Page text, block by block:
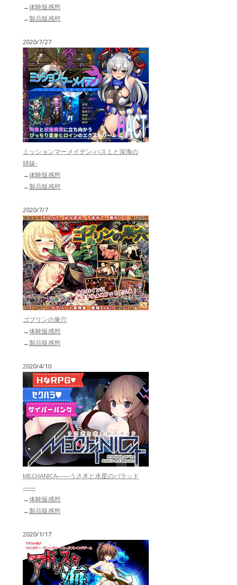
→体験版感想
→製品版感想
2020/7/27
ミッションマーメイデン-ハスミと深海の
姉妹-
→体験版感想
→製品版感想
2020/7/7
ゴブリンの巣穴
→体験版感想
→製品版感想
2020/4/10
MECHANICA――うさぎと水星のバラッド
――
→体験版感想
→製品版感想
2020/1/17